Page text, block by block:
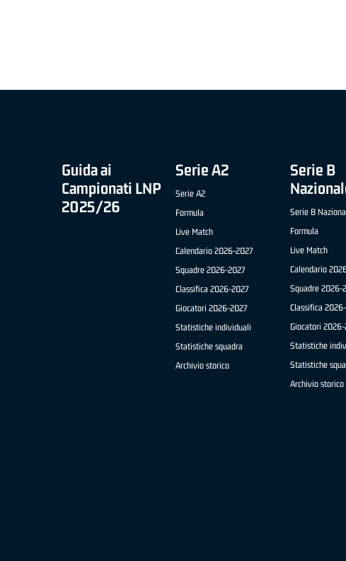
Guida ai
Campionati LNP
2025/26
Serie A2
Serie A2
Formula
Live Match
Calendario 2026-2027
Squadre 2026-2027
Classifica 2026-2027
Giocatori 2026-2027
Statistiche individuali
Statistiche squadra
Archivio storico
Serie B
Serie B
Formula
Live Match
Calendario
Squadre 2026-
Classifica
Giocatori
Statistiche
Statistiche
Archivio storico